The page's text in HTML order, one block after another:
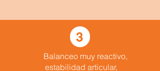
3
Balanceo muy reactivo,
estabilidad articular,